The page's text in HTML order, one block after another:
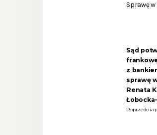
Sprawę
Sąd
z
sprawę
Renata
Poprzednia